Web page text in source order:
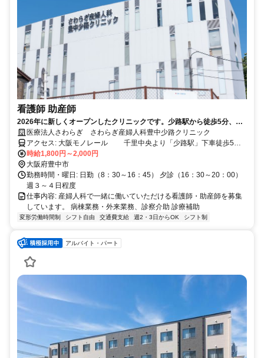
看護師 助産師
2026年に新しくオープンしたクリニックです。少路駅から徒歩5分、地
域の方々に愛される産院を目指しています。
医療法人さわらぎ さわらぎ産婦人科豊中少路クリニック
アクセス: 大阪モノレール 千里中央より「少路駅」下車徒歩5分
阪急バス 千里中央より47番豊中行き「少路2丁目」下車すぐ 阪
急豊中より47番千里中央行き「少路2丁目」下車すぐ
時給1,800円～2,000円
大阪府豊中市
勤務時間・曜日: 日勤（8：30～16：45） 夕診（16：30～20：00）
週３～４日程度
仕事内容: 産婦人科で一緒に働いていただける看護師・助産師を募集
しています。 病棟業務・外来業務、診察介助 診療補助
変形労働時間制 シフト自由 交通費支給 週2・3日からOK シフト制
アルバイト・パート